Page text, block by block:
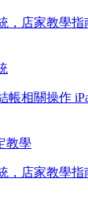
，店家教學
帳相關操作
，店家教學